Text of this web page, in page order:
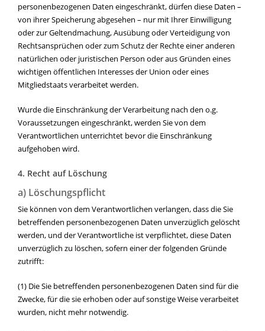
personenbezogenen Daten eingeschränkt, dürfen diese Daten –
von ihrer Speicherung abgesehen – nur mit Ihrer Einwilligung
oder zur Geltendmachung, Ausübung oder Verteidigung von
Rechtsansprüchen oder zum Schutz der Rechte einer anderen
natürlichen oder juristischen Person oder aus Gründen eines
wichtigen öffentlichen Interesses der Union oder eines
Mitgliedstaats verarbeitet werden.
Wurde die Einschränkung der Verarbeitung nach den o.g.
Voraussetzungen eingeschränkt, werden Sie von dem
Verantwortlichen unterrichtet bevor die Einschränkung
aufgehoben wird.
4. Recht auf Löschung
a) Löschungspflicht
Sie können von dem Verantwortlichen verlangen, dass die Sie
betreffenden personenbezogenen Daten unverzüglich gelöscht
werden, und der Verantwortliche ist verpflichtet, diese Daten
unverzüglich zu löschen, sofern einer der folgenden Gründe
zutrifft:
(1) Die Sie betreffenden personenbezogenen Daten sind für die
Zwecke, für die sie erhoben oder auf sonstige Weise verarbeitet
wurden, nicht mehr notwendig.